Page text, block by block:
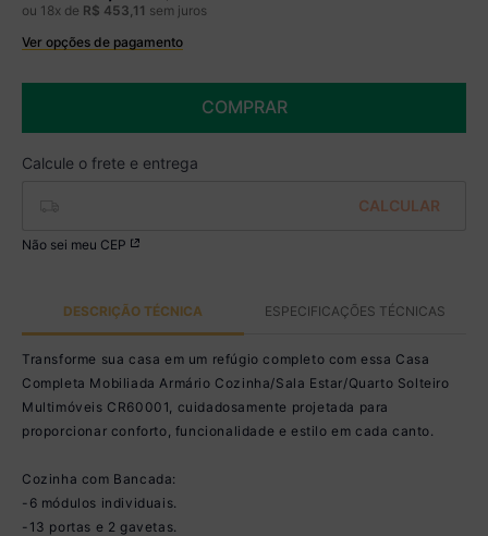
ou 18x de R$ 453 11 sem juros
Ver opções de pagamento
Boleto
COMPRAR
Não sei meu CEP
DESCRIÇÃO TÉCNICA ESPECIFICAÇÕES TÉCNICAS
Transforme sua casa em um refúgio completo com essa Casa
Completa Mobiliada Armário Cozinha/Sala Estar/Quarto Solteiro
Multimóveis CR60001, cuidadosamente projetada para
proporcionar conforto, funcionalidade e estilo em cada canto.
Cozinha com Bancada:
-6 módulos individuais.
-13 portas e 2 gavetas.